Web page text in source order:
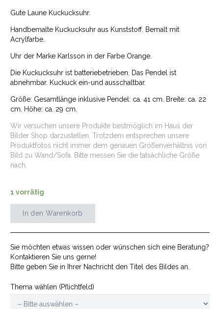
Gute Laune Kuckucksuhr.
Handbemalte Kuckucksuhr aus Kunststoff. Bemalt mit
Acrylfarbe.
Uhr der Marke Karlsson in der Farbe Orange.
Die Kuckucksuhr ist batteriebetrieben. Das Pendel ist
abnehmbar. Kuckuck ein-und ausschaltbar.
Größe: Gesamtlänge inklusive Pendel: ca. 41 cm. Breite: ca. 22
cm. Höhe: ca. 29 cm.
Wir versuchen unsere Produkte bestmöglich im Haus der
Bilder Shop darzustellen. Trotzdem entsprechen unsere
Produktfotos nicht immer dem genauen Größenverhältnis von
Bild zu Wand/Sofa. Bitte messen Sie die tatsächliche Größe
nach.
1 vorrätig
Zeitmaschine
In den Warenkorb
Sie möchten etwas wissen oder wünschen sich eine Beratung?
Kontaktieren Sie uns gerne!
Bitte geben Sie in Ihrer Nachricht den Titel des Bildes an.
Thema wählen (Pflichtfeld)